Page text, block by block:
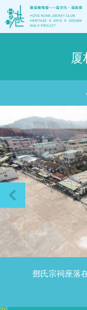
厦
鄧氏宗祠座落